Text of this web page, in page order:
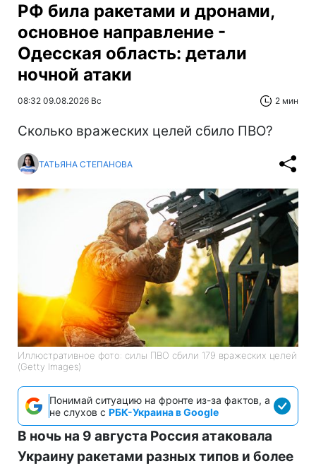
РФ била ракетами и дронами,
основное направление -
Одесская область: детали
ночной атаки
08:32 09.08.2026 Вс 2 мин
Сколько вражеских целей сбило ПВО?
ТАТЬЯНА СТЕПАНОВА
Иллюстративное фото: силы ПВО сбили 179 вражеских целей
(Getty Images)
Понимай ситуацию на фронте из-за фактов, а
не слухов с РБК-Украина в Google
В ночь на 9 августа Россия атаковала
Украину ракетами разных типов и более